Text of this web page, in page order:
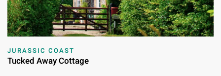
JURASSIC COAST
Tucked Away Cottage